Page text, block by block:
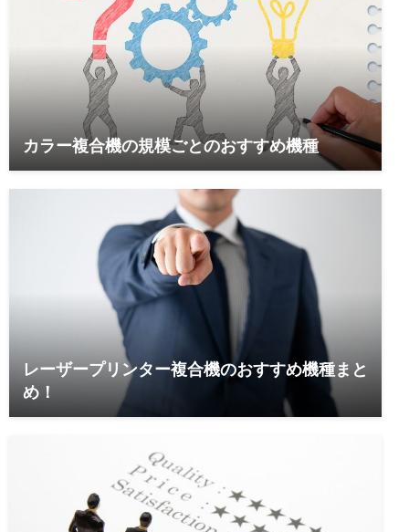
カラー複合機の規模ごとのおすすめ機種
レーザープリンター複合機のおすすめ機種まと
め！